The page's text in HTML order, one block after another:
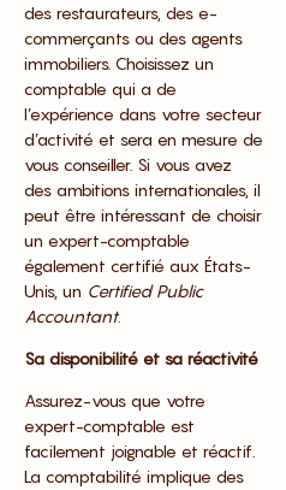
des restaurateurs, des e-
commerçants ou des agents
immobiliers. Choisissez un
comptable qui a de
l’expérience dans votre secteur
d’activité et sera en mesure de
vous conseiller. Si vous avez
des ambitions internationales, il
peut être intéressant de choisir
un expert-comptable
également certifié aux États-
Unis, un Certified Public
Accountant.
Sa disponibilité et sa réactivité
Assurez-vous que votre
expert-comptable est
facilement joignable et réactif.
La comptabilité implique des